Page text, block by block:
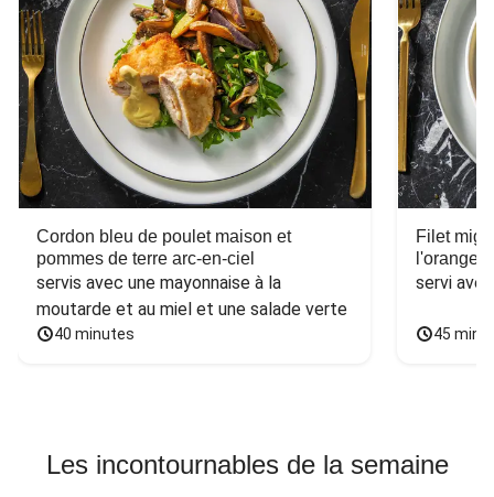
Cordon bleu de poulet maison et
pommes de terre arc-en-ciel
servis avec une mayonnaise à la
moutarde et au miel et une salade verte
40 minutes
Filet
l'orange
servi
45
Les incontournables de la semaine